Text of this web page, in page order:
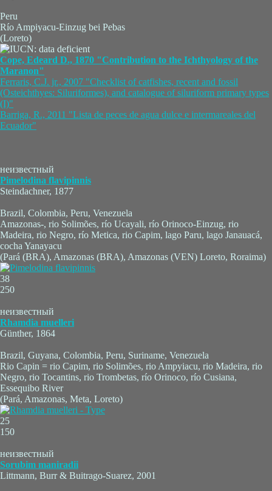
Peru
Río Ampiyacu-Einzug bei Pebas
(Loreto)
Cope, Edeard D., 1870 "Contribution to the Ichthyology of the
Maranon"
Ferraris, C.J. jr., 2007 "Checklist of catfishes, recent and fossil
(Osteichthyes: Siluriformes), and catalogue of siluriform primary types
(I)"
Barriga, R., 2011 "Lista de peces de agua dulce e intermareales del
Ecuador"
неизвестный
Pimelodina flavipinnis
Steindachner, 1877
Brazil, Colombia, Peru, Venezuela
Amazonas-, rio Solimões, río Ucayali, río Orinoco-Einzug, rio
Madeira, rio Negro, río Metica, rio Capim, lago Paru, lago Janauacá,
cocha Yanayacu
(Pará (BRA), Amazonas (BRA), Amazonas (VEN) Loreto, Roraima)
38
250
неизвестный
Rhamdia muelleri
Günther, 1864
Brazil, Guyana, Colombia, Peru, Suriname, Venezuela
Rio Capin = rio Capim, rio Solimões, rio Ampyiacu, rio Madeira, rio
Negro, rio Tocantins, rio Trombetas, río Orinoco, río Cusiana,
Essequibo River
(Pará, Amazonas, Meta, Loreto)
25
150
неизвестный
Sorubim maniradii
Littmann, Burr & Buitrago-Suarez, 2001